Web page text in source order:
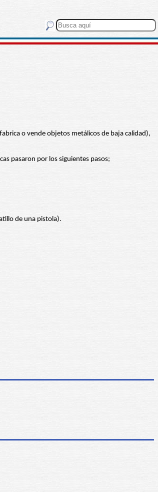
o vende objetos metálicos de baja calidad),
pasaron por los siguientes pasos;
de una pistola).